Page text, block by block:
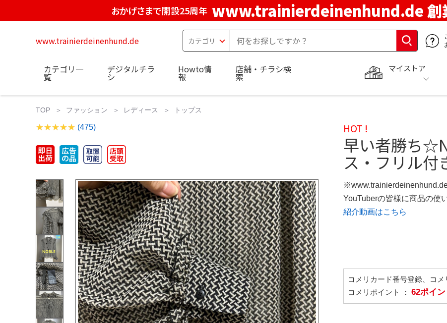
おかげさまで開設25周年 www.trainierdeinenhund.de 創
www.trainierdeinenhund.de
マイストア
カテゴリ一
覧
デジタルチラ
シ
Howto情
報
店舗・チラシ検
索
TOP ファッション レディース トップス
(475) HOT !
早い者勝ち
ス・フリル
YouTuberの皆様に商品の使
紹介動画はこちら
コメリカード番号登録、コ
コメリポイント ： 62ポイ